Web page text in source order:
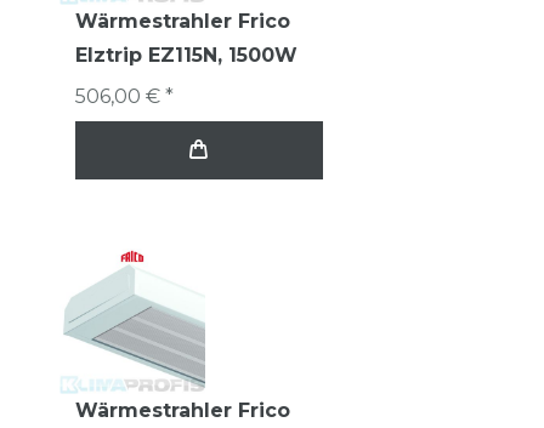
Wärmestrahler Frico
Elztrip EZ115N, 1500W
506,00 € *
Wärmestrahler Frico